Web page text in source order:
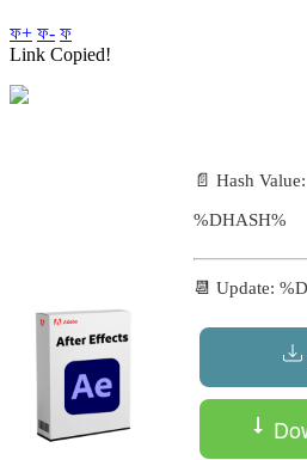
ফ+ ফ- ফ
Link Copied!
📄 Hash Value:
%DHASH%
📆 Update: